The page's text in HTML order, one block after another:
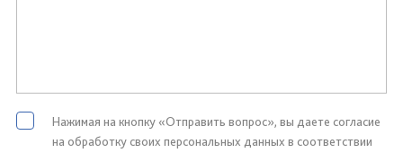
Нажимая на кнопку «Отправить вопрос», вы даете согласие
на обработку своих персональных данных в соответствии